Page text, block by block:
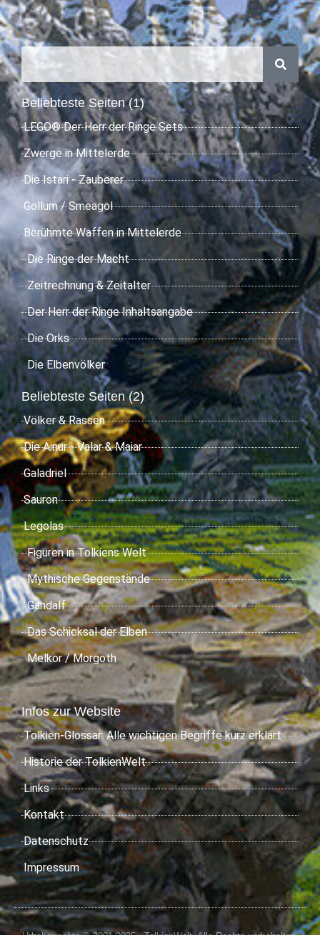
Beliebteste Seiten (1)
LEGO® Der Herr der Ringe Sets
Zwerge in Mittelerde
Die Istari - Zauberer
Gollum / Smeagol
Berühmte Waffen in Mittelerde
Die Ringe der Macht
Zeitrechnung & Zeitalter
Der Herr der Ringe Inhaltsangabe
Die Orks
Die Elbenvölker
Beliebteste Seiten (2)
Völker & Rassen
Die Ainur - Valar & Maiar
Galadriel
Sauron
Legolas
Figuren in Tolkiens Welt
Mythische Gegenstände
Gandalf
Das Schicksal der Elben
Melkor / Morgoth
Infos zur Website
Tolkien-Glossar: Alle wichtigen Begriffe kurz erklärt
Historie der TolkienWelt
Links
Kontakt
Datenschutz
Impressum